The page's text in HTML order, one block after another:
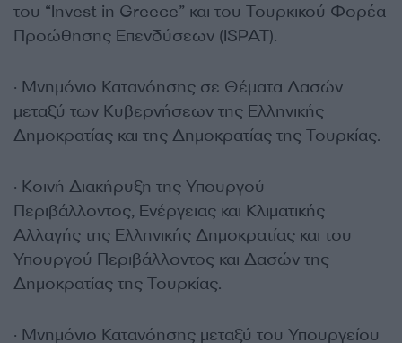
του “Invest in Greece” και του Τουρκικού Φορέα
Προώθησης Επενδύσεων (ISPAT).
· Μνημόνιο Κατανόησης σε Θέματα Δασών
μεταξύ των Κυβερνήσεων της Ελληνικής
Δημοκρατίας και της Δημοκρατίας της Τουρκίας.
· Κοινή Διακήρυξη της Υπουργού
Περιβάλλοντος, Ενέργειας και Κλιματικής
Αλλαγής της Ελληνικής Δημοκρατίας και του
Υπουργού Περιβάλλοντος και Δασών της
Δημοκρατίας της Τουρκίας.
· Μνημόνιο Κατανόησης μεταξύ του Υπουργείου